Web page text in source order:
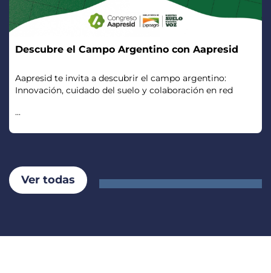
Descubre el Campo Argentino con Aapresid
Aapresid te invita a descubrir el campo argentino:
Innovación, cuidado del suelo y colaboración en red
...
Ver todas